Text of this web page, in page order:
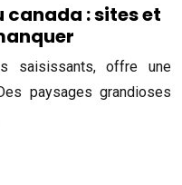
canada : sites et
saisissants, offre une
paysages grandioses